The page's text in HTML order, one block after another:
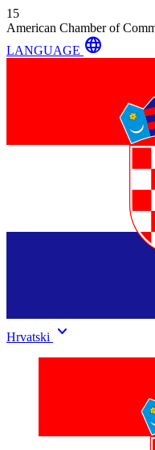
15
American Chamber of
LANGUAGE language
Hrvatski keyboard_arrow_down